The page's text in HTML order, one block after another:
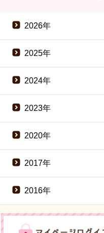
2026年
2025年
2024年
2023年
2020年
2017年
2016年